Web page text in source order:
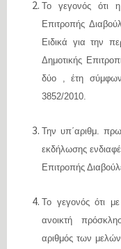
Το γεγονός ότι η
Επιτροπής
Ειδικά για την
Δημοτικής
δύο , έτη
3852/2010.
Την υπ΄αριθμ.
εκδήλωσης
Επιτροπής
Το γεγονός ότι
ανοικτή
αριθμός των μελών